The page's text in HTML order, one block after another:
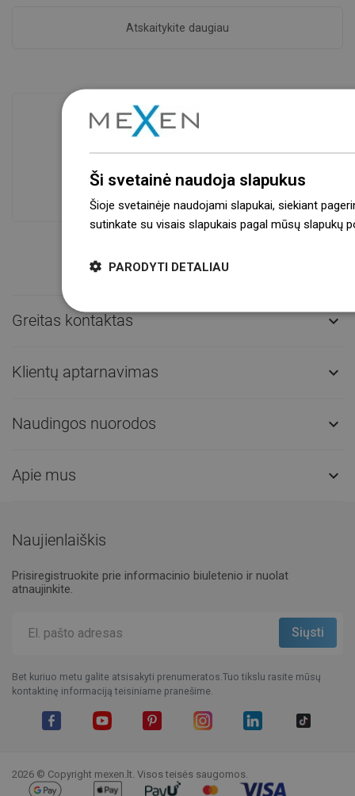
Atskaitykite daugiau
Prekių prieinamumas
Mūsų produktai jūsų laukia moderniame
sandėlyje.Visada pasirengusi išsiųsti!
Greitas kontaktas 
Klientų aptarnavimas 
Naudingos nuorodos 
Apie mus 
Naujienlaiškis
Prisiregistruokite prie informacinio biuletenio ir nuolat
atnaujinkite.
Bet kuriuo metu galite atsisakyti prenumeratos.Tuo tikslu rasite mūsų
kontaktinę informaciją teisiniame pranešime.
2026 © Copyright mexen.lt. Visos teisės saugomos.
Ši svetainė naudoja slapukus
Šioje svetainėje naudojami slapukai, siekiant
sutinkate su visais slapukais pagal mūsų slapukų
PARODYTI DETALIAU